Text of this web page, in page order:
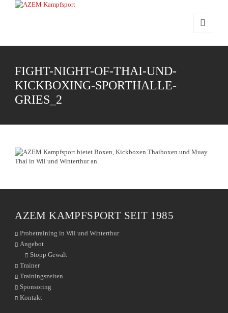
FIGHT-NIGHT-OF-THAI-UND-
KICKBOXING-SPORTHALLE-
GRIES_2
AZEM KAMPFSPORT SEIT 1985
Probetraining in Wil und Winterthur
Angebot
Stopp Gewalt
Trainer
Trainingszeiten
Sponsoring
Kontakt